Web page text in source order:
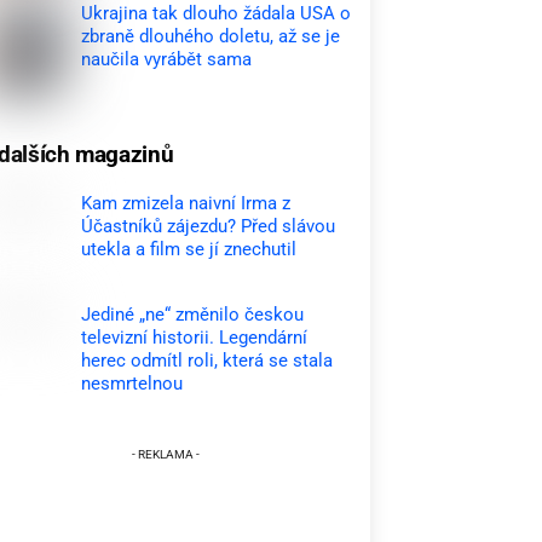
Ukrajina tak dlouho žádala USA o
zbraně dlouhého doletu, až se je
naučila vyrábět sama
magazinů
Kam zmizela naivní Irma z
Účastníků zájezdu? Před slávou
utekla a film se jí znechutil
Jediné „ne“ změnilo českou
televizní historii. Legendární
herec odmítl roli, která se stala
nesmrtelnou